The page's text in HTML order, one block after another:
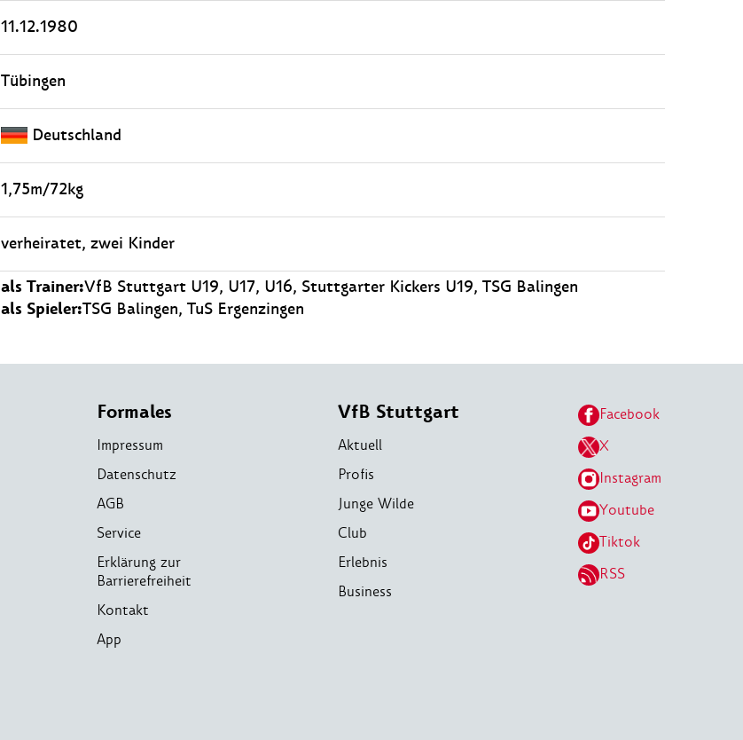
11.12.1980
Tübingen
Deutschland
1,75m/72kg
verheiratet, zwei Kinder
als Trainer:VfB Stuttgart U19, U17, U16, Stuttgarter Kickers U19, TSG Balingen
als Spieler:TSG Balingen, TuS Ergenzingen
Formales
Impressum
Datenschutz
AGB
Service
Erklärung zur
Barrierefreiheit
Kontakt
App
VfB Stuttgart
Aktuell
Profis
Junge Wilde
Club
Erlebnis
Business
Facebook
X
Instagram
Youtube
Tiktok
RSS